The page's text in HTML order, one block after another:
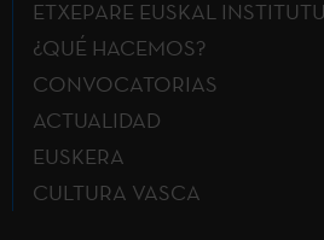
ETXEPARE EUSKAL
¿QUÉ HACEMOS?
CONVOCATORIAS
ACTUALIDAD
EUSKERA
CULTURA VASCA